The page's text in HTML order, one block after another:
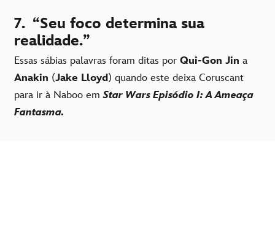
7. “Seu foco determina sua
realidade.”
Essas sábias palavras foram ditas por Qui-Gon Jin a
Anakin (Jake Lloyd) quando este deixa Coruscant
para ir à Naboo emStar Wars Episódio I: A Ameaça
Fantasma.